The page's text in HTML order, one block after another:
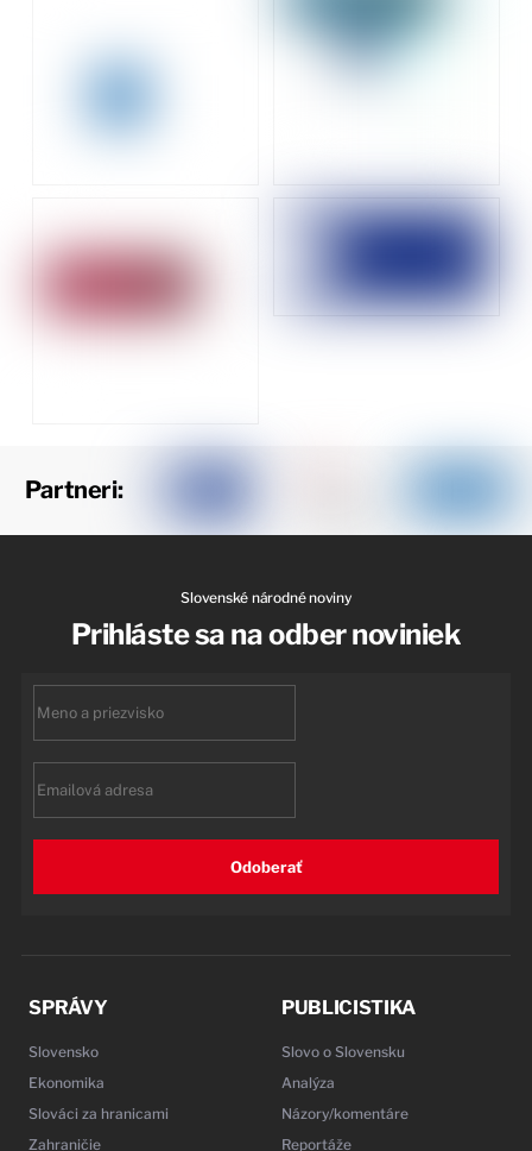
Partneri:
Slovenské národné noviny
Prihláste sa na odber noviniek
Odoberať
SPRÁVY
Slovensko
Ekonomika
Slováci za hranicami
Zahraničie
PUBLICISTIKA
Slovo o Slovensku
Analýza
Názory/komentáre
Reportáže